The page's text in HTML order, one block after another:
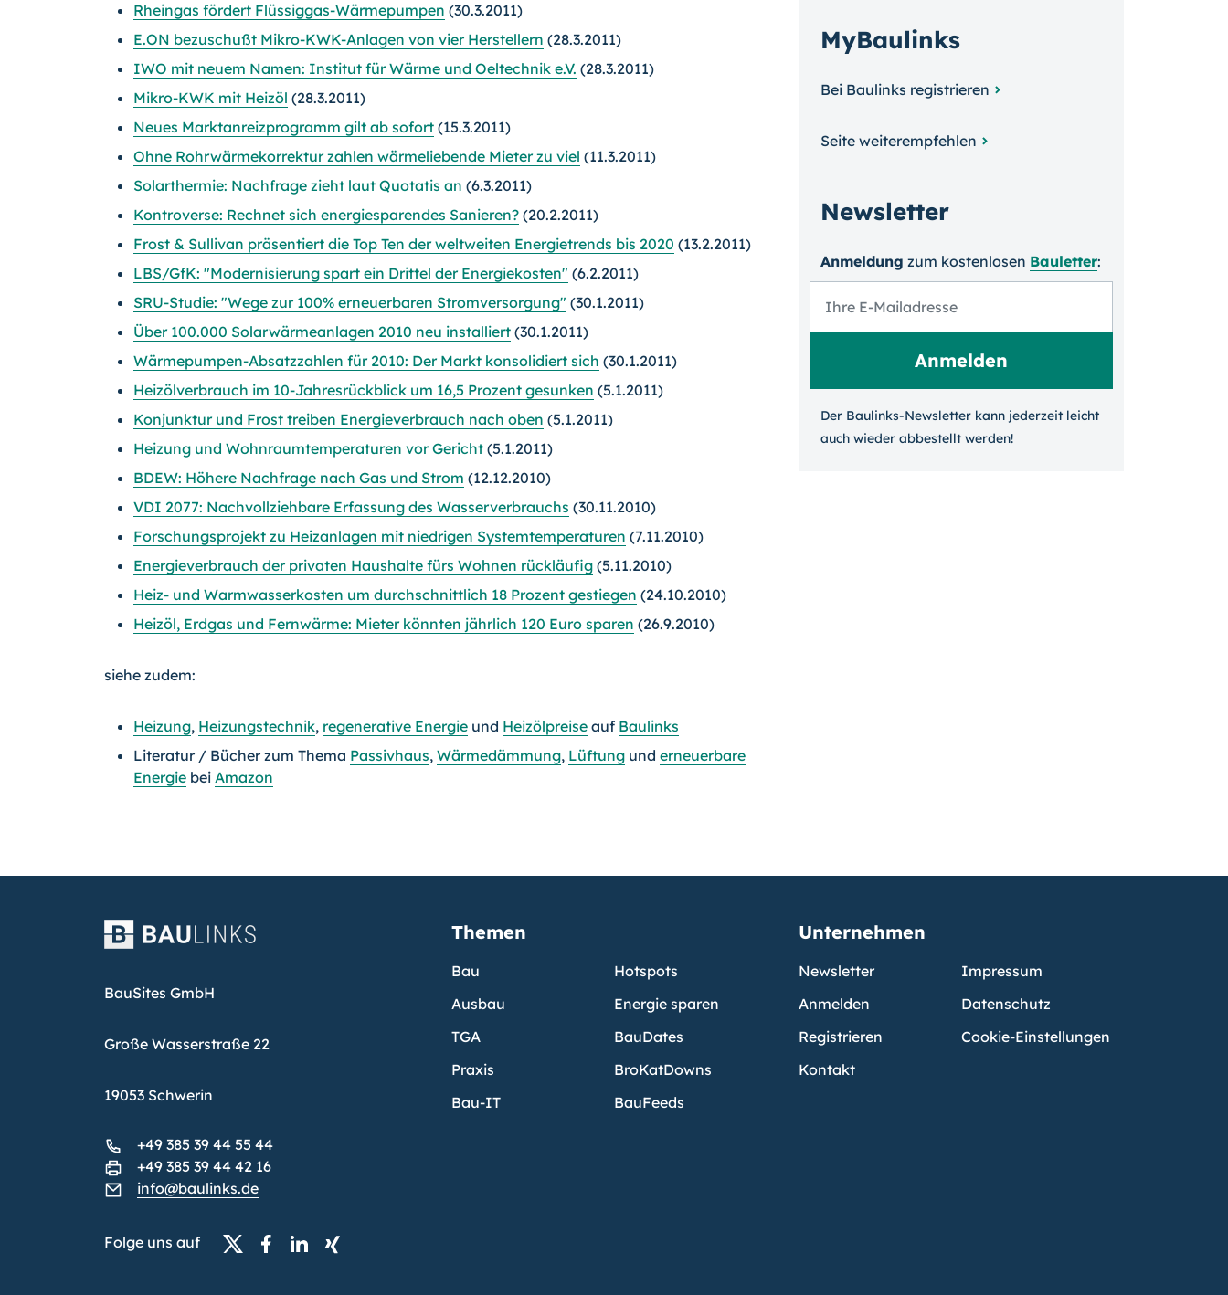
Rheingas fördert Flüssiggas-Wärmepumpen (30.3.2011)
E.ON bezuschußt Mikro-KWK-Anlagen von vier Herstellern (28.3.2011)
IWO mit neuem Namen: Institut für Wärme und Oeltechnik e.V. (28.3.2011)
Mikro-KWK mit Heizöl (28.3.2011)
Neues Marktanreizprogramm gilt ab sofort (15.3.2011)
Ohne Rohrwärmekorrektur zahlen wärmeliebende Mieter zu viel (11.3.2011)
Solarthermie: Nachfrage zieht laut Quotatis an (6.3.2011)
Kontroverse: Rechnet sich energiesparendes Sanieren? (20.2.2011)
Frost & Sullivan präsentiert die Top Ten der weltweiten Energietrends bis 2020 (13.2.2011)
LBS/GfK: "Modernisierung spart ein Drittel der Energiekosten" (6.2.2011)
SRU-Studie: "Wege zur 100% erneuerbaren Stromversorgung" (30.1.2011)
Über 100.000 Solarwärmeanlagen 2010 neu installiert (30.1.2011)
Wärmepumpen-Absatzzahlen für 2010: Der Markt konsolidiert sich (30.1.2011)
Heizölverbrauch im 10-Jahresrückblick um 16,5 Prozent gesunken (5.1.2011)
Konjunktur und Frost treiben Energieverbrauch nach oben (5.1.2011)
Heizung und Wohnraumtemperaturen vor Gericht (5.1.2011)
BDEW: Höhere Nachfrage nach Gas und Strom (12.12.2010)
VDI 2077: Nachvollziehbare Erfassung des Wasserverbrauchs (30.11.2010)
Forschungsprojekt zu Heizanlagen mit niedrigen Systemtemperaturen (7.11.2010)
Energieverbrauch der privaten Haushalte fürs Wohnen rückläufig (5.11.2010)
Heiz- und Warmwasserkosten um durchschnittlich 18 Prozent gestiegen (24.10.2010)
Heizöl, Erdgas und Fernwärme: Mieter könnten jährlich 120 Euro sparen (26.9.2010)
siehe zudem:
Heizung, Heizungstechnik, regenerative Energie und Heizölpreise auf Baulinks
Literatur / Bücher zum Thema Passivhaus, Wärmedämmung, Lüftung und erneuerbare
Energie bei Amazon
MyBaulinks
Bei Baulinks registrieren
Seite weiterempfehlen
Newsletter
Anmeldung zum kosten­losen Bauletter:
Der Baulinks-Newsletter kann jeder­zeit leicht
auch wieder ab­bestellt werden!
BauSites GmbH
Große Wasserstraße 22
19053 Schwerin
+49 385 39 44 55 44
+49 385 39 44 42 16
info@baulinks.de
Folge uns auf
Themen
Bau
Ausbau
TGA
Praxis
Bau-IT
Hotspots
Energie sparen
BauDates
BroKatDowns
BauFeeds
Unternehmen
Newsletter
Anmelden
Registrieren
Kontakt
Impressum
Datenschutz
Cookie-Einstellungen